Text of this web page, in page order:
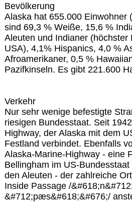
Bevölkerung
Alaska hat 655.000 Einwohner
sind 69,3 % Weiße, 15,6 %
Aleuten und Indianer (höchster
USA), 4,1% Hispanics, 4,0 %
Afroamerikaner, 0,5 %
Pazifkinseln. Es gibt 221.600
Verkehr
Nur sehr wenige befestigte
riesigen Bundesstaat. Seit
Highway, der Alaska mit dem
Festland verbindet. Ebenfalls
Alaska-Marine-Highway - eine
Bellingham im US-
den Aleuten - der zahlreiche
Inside Passage /
&#712;pæs&#618;&#676;/